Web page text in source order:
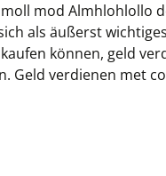
mod Almhlohlollo
als äußerst
können, geld
verdienen met